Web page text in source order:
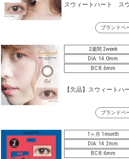
スウィートハート ス
ブランドペ
2週間 2week
DIA: 14.0mm
BC 8.6mm
【欠品】スウィート
ブランドペ
1ヶ月 1month
DIA: 14.2mm
BC 8.6mm